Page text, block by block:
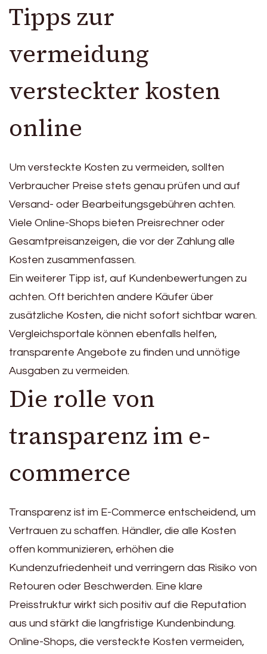
Tipps zur
vermeidung
versteckter kosten
online
Um versteckte Kosten zu vermeiden, sollten
Verbraucher Preise stets genau prüfen und auf
Versand- oder Bearbeitungsgebühren achten.
Viele Online-Shops bieten Preisrechner oder
Gesamtpreisanzeigen, die vor der Zahlung alle
Kosten zusammenfassen.
Ein weiterer Tipp ist, auf Kundenbewertungen zu
achten. Oft berichten andere Käufer über
zusätzliche Kosten, die nicht sofort sichtbar waren.
Vergleichsportale können ebenfalls helfen,
transparente Angebote zu finden und unnötige
Ausgaben zu vermeiden.
Die rolle von
transparenz im e-
commerce
Transparenz ist im E-Commerce entscheidend, um
Vertrauen zu schaffen. Händler, die alle Kosten
offen kommunizieren, erhöhen die
Kundenzufriedenheit und verringern das Risiko von
Retouren oder Beschwerden. Eine klare
Preisstruktur wirkt sich positiv auf die Reputation
aus und stärkt die langfristige Kundenbindung.
Online-Shops, die versteckte Kosten vermeiden,